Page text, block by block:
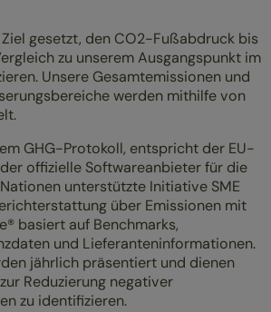
gesetzt, den CO2-Fußabdruck bis
zu unserem Ausgangspunkt im
Unsere Gesamtemissionen und
werden mithilfe von
GHG-Protokoll, entspricht der EU-
offizielle Softwareanbieter für die
unterstützte Initiative SME
über Emissionen mit
basiert auf Benchmarks,
und Lieferanteninformationen.
jährlich präsentiert und dienen
Reduzierung negativer
zu identifizieren.